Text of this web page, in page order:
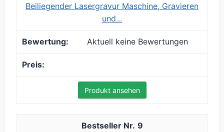
Beiliegender Lasergravur Maschine, Gravieren
und...
Aktuell keine Bewertungen
Produkt ansehen
9